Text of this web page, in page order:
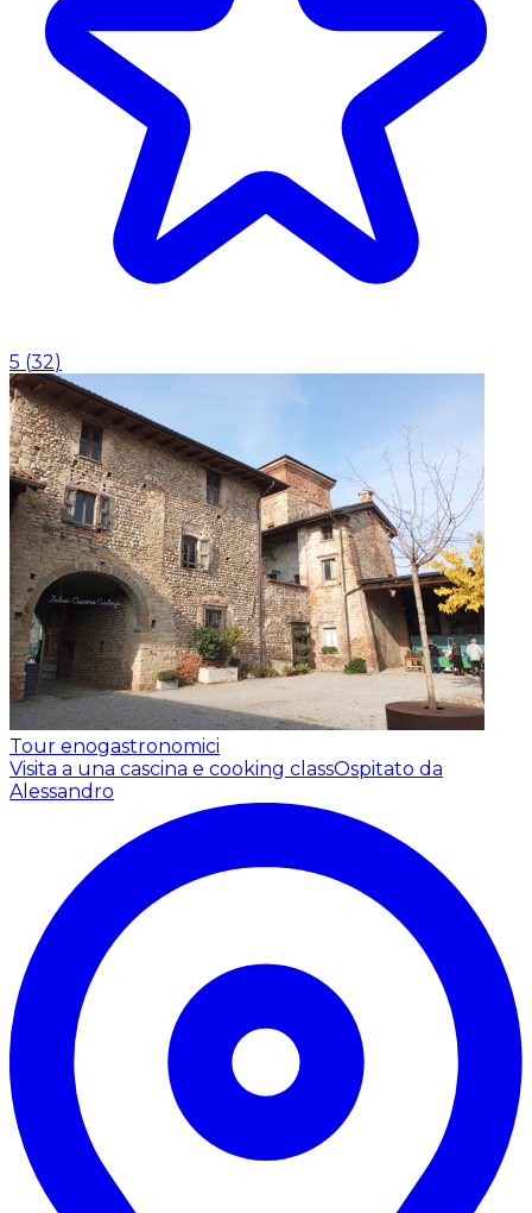
5 (32)
Tour enogastronomici
Visita a una cascina e cooking classOspitato da
Alessandro